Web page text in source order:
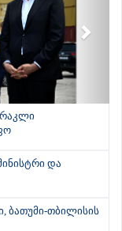
და
ბათუმი-თბილისის